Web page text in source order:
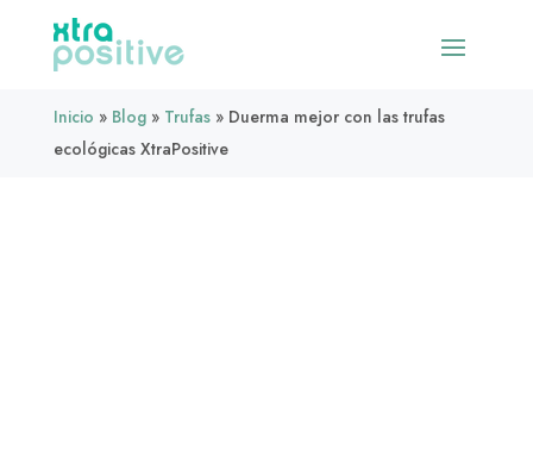
Inicio » Blog » Trufas »Duerma mejor con las trufas
ecológicas XtraPositive